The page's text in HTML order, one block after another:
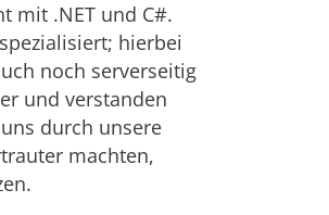
mit .NET und C#.
hierbei
noch serverseitig
und verstanden
durch unsere
machten,